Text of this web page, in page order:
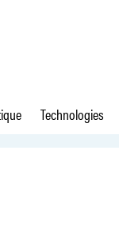
Technologies